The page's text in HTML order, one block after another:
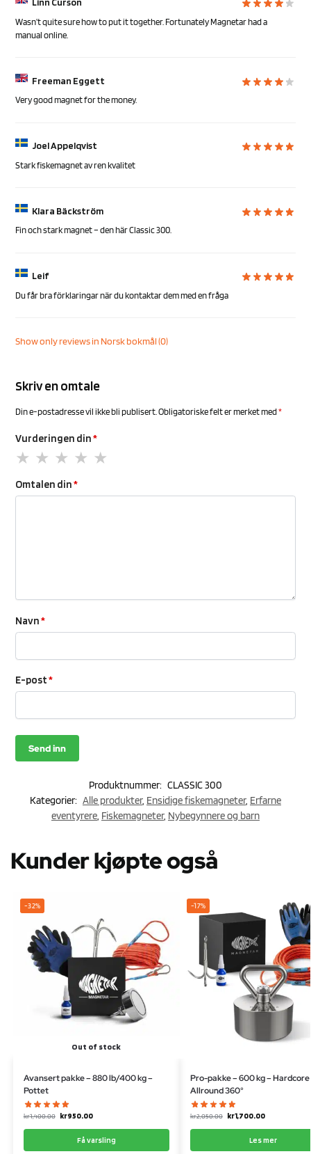
Linn Curson
Wasn’t quite sure how to put it together. Fortunately Magnetar had a
manual online.
Freeman Eggett
Very good magnet for the money.
Joel Appelqvist
Stark fiskemagnet av ren kvalitet
Klara Bäckström
Fin och stark magnet – den här Classic 300.
Leif
Du får bra förklaringar när du kontaktar dem med en fråga
Show only reviews in Norsk bokmål (0)
Skriv en omtale
Din e-postadresse vil ikke bli publisert. Obligatoriske felt er merket med*
Vurderingen din*
Omtalen din*
Navn*
E-post*
Produktnummer: CLASSIC 300
Kategorier: Alle produkter, Ensidige fiskemagneter, Erfarne
eventyrere, Fiskemagneter, Nybegynnere og barn
Kunder kjøpte også
-32%
Out of stock
Avansert pakke – 880 lb/400 kg –
Pottet
kr1,400.00 kr950.00
Få varsling
-17%
Pro-pakke – 600 kg – Hardcore
Allround 360°
kr2,050.00 kr1,700.00
Les mer